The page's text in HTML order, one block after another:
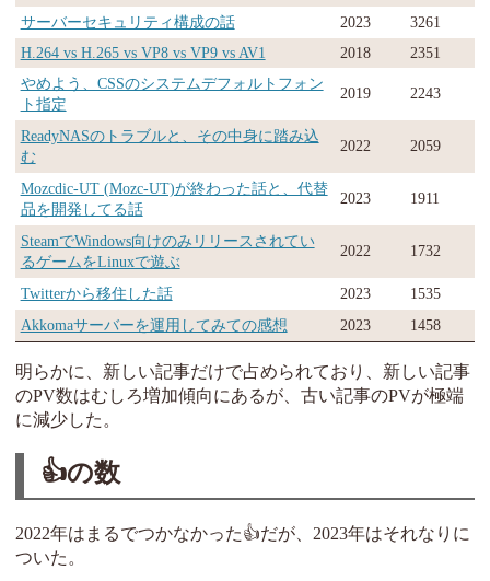
サーバーセキュリティ構成の話
2023
3261
H.264 vs H.265 vs VP8 vs VP9 vs AV1
2018
2351
やめよう、CSSのシステムデフォルトフォン
ト指定
2019 2243
ReadyNASのトラブルと、その中身に踏み込
む
2022 2059
Mozcdic-UT (Mozc-UT)が終わった話と、代替
品を開発してる話
2023 1911
SteamでWindows向けのみリリースされてい
るゲームをLinuxで遊ぶ
2022 1732
Twitterから移住した話 2023
1535
Akkomaサーバーを運用してみての感想
2023 1458
明らかに、新しい記事だけで占められており、新しい記事
のPV数はむしろ増加傾向にあるが、古い記事のPVが極端
に減少した。
👍の数
2022年はまるでつかなかった👍だが、2023年はそれなりに
ついた。